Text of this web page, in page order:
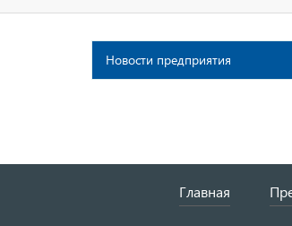
Новости предприятия
Главная